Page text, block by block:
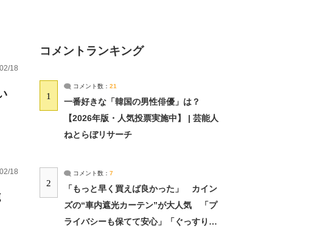
18
18
コメントランキング
1
コメント数： 21
一番好きな「韓国の男性俳優」は？
【2026年版・人気投票実施中】 | 芸能人
ねとらぼリサーチ
2
コメント数： 7
「もっと早く買えば良かった」 カイン
ズの“車内遮光カーテン”が大人気 「プ
ライバシーも保てて安心」「ぐっすり眠